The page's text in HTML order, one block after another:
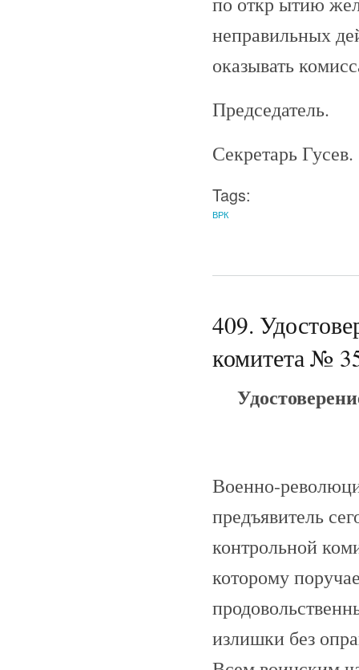
неправильных
оказывать
Председатель.
Секретарь Гусев.
Tags:
ВРК
409.
комитета №
Военно-
предъявитель
контрольной
которому
излишки без